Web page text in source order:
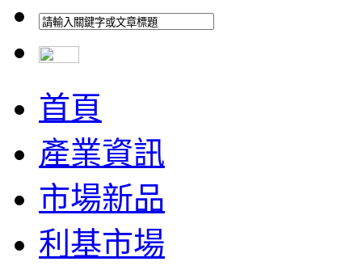
首頁
產業資訊
市場新品
利基市場